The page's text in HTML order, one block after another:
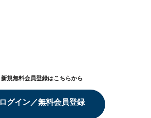
新規無料会員登録はこちらから
ログイン／無料会員登録